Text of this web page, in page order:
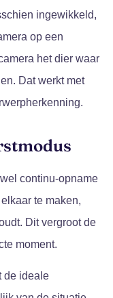
ingewikkeld,
op een
het dier waar
Dat werkt met
continu-opname
te maken,
Dit vergroot de
moment.
de ideale